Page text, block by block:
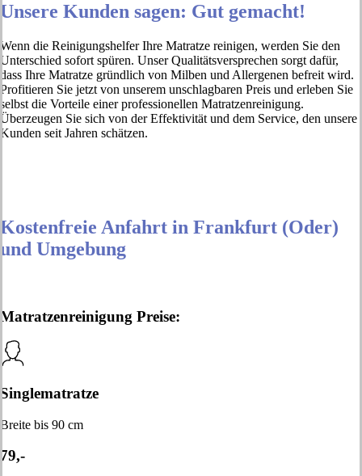
Unsere Kunden sagen: Gut gemacht!
Wenn die Reinigungshelfer Ihre Matratze reinigen, werden Sie den
Unterschied sofort spüren. Unser Qualitätsversprechen sorgt dafür,
dass Ihre Matratze gründlich von Milben und Allergenen befreit wird.
Profitieren Sie jetzt von unserem unschlagbaren Preis und erleben Sie
selbst die Vorteile einer professionellen Matratzenreinigung.
Überzeugen Sie sich von der Effektivität und dem Service, den unsere
Kunden seit Jahren schätzen.
Kostenfreie Anfahrt in Frankfurt (Oder)
und Umgebung
Matratzenreinigung Preise:
Singlematratze
Breite bis 90 cm
79,-